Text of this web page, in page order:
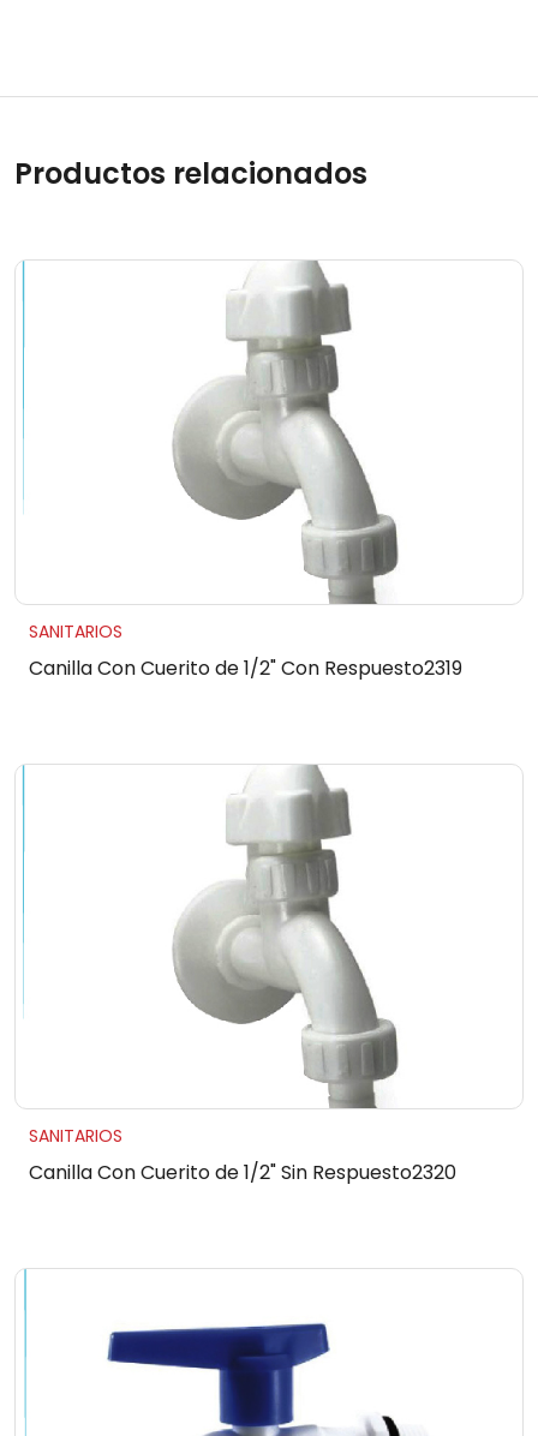
Productos relacionados
SANITARIOS
Canilla Con Cuerito de 1/2" Con Respuesto2319
SANITARIOS
Canilla Con Cuerito de 1/2" Sin Respuesto2320